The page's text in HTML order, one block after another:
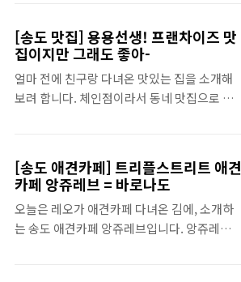
고 우리에게 중요한 카페 외부와 내부 분위기
사진입니다. 내부 좌석이 계단 형식처럼 된 부
분도 있어서, 단조롭지 않아서 좋았습니다. 전
체적으로 깔끔한 톤으로 괜찮았어요. 요렇게
샌드커피가 만들어집니다. 저 컵에 분쇄된 원
야 했는데 여기가 내 최다 방문 와인바인데 했
었습니다. 아직 다 쓰지 못한 파리 여행의 이야
기가 있지만 우선 송도 데이트 맛집으로도 추
천하는 이곳의 리뷰를 해볼게요! 오늘도 제 최
러 오시는 분들은 여기서 저녁 먹고, 센트럴 파
크로 산책 가는 코스도 추천합니다. 주차도 건
물 내부에 가능하지만! 대리를 부르지 않을 것
이라면 이 건물이 지하주차장이 아니라 건물
앞쪽에 공용주차장이 있는데 거..
[송도 맛집] 용용선생! 프랜차이즈 맛
집이지만 그래도 좋아-
얼마 전에 친구랑 다녀온 맛있는 집을 소개해
보려 합니다. 체인점이라서 동네 맛집으로 소
먹었던 화산마라전골과 꿔바로우의 사진을 시
작으로 용용선생 송도점의 후기를 작성해보겠
습니다. 송도 용용선생 여기는 지웰푸르지오
시티에 있어요. 주차장도 있는데, 지웰푸르지
[송도 애견카페] 트리플스트리트 애견
카페 앙쥬레브 = 바로나도
오늘은 레오가 애견카페 다녀온 김에, 소개하
는 송도 애견카페 앙쥬레브입니다. 앙쥬레브